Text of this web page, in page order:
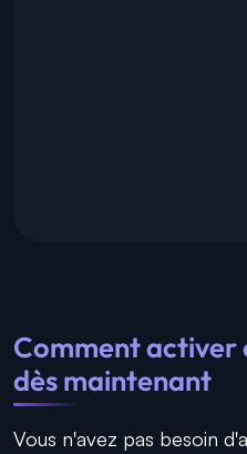
Comment
dès maintenant
Vous n'avez pas besoin